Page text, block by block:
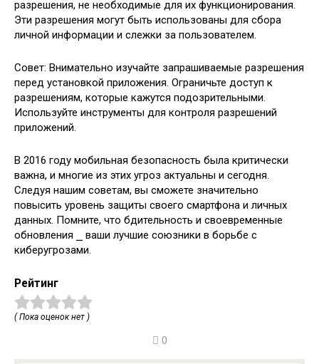
разрешения, не необходимые для их функционирования.
Эти разрешения могут быть использованы для сбора
личной информации и слежки за пользователем.
Совет: Внимательно изучайте запрашиваемые разрешения
перед установкой приложения. Ограничьте доступ к
разрешениям, которые кажутся подозрительными.
Используйте инструменты для контроля разрешений
приложений.
В 2016 году мобильная безопасность была критически
важна, и многие из этих угроз актуальны и сегодня.
Следуя нашим советам, вы сможете значительно
повысить уровень защиты своего смартфона и личных
данных. Помните, что бдительность и своевременные
обновления ⎯ ваши лучшие союзники в борьбе с
киберугрозами.
Рейтинг
( Пока оценок нет )
0